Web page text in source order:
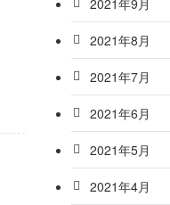
2021年8月
2021年7月
2021年6月
2021年5月
2021年4月